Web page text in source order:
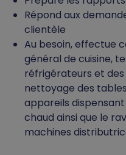
Répond aux
clientèle
Au besoin, effectue
général de cuisine,
réfrigérateurs et
nettoyage des
appareils
chaud ainsi que le
machines